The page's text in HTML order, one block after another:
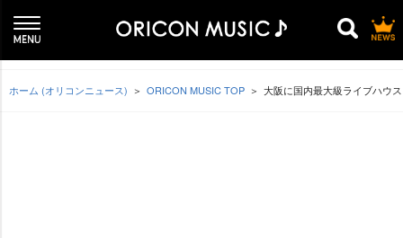
ホーム (オリコンニュース) ORICON MUSIC TOP 大阪に国内最大級ライブハウ